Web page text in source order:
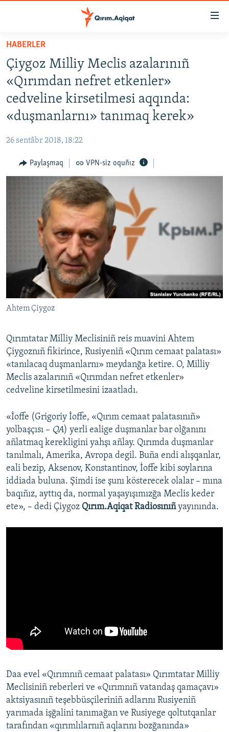
Esas
qaytmaq
Baş
navigatsiyağa
qaytmaq
Qıdıruvğa
SİYASET
İQTİSADİYAT
CEMİYET
İNSAN AQLARI
VİDEO
BLOGLAR
Русский
Українською
QOŞULIÑIZ!
RFE/RS bütün saytları
HABERLER
Çiygoz Milliy Meclis azalarınıñ
«Qırımdan nefret etkenler»
cedveline kirsetilmesi aqqında:
«duşmanlarnı» tanımaq kerek»
26 sentâbr 2018, 18:22
Paylaşmaq VPN-siz oquñız
Ahtem Çiygoz
Qırımtatar Milliy Meclisiniñ reis muavini Ahtem
Çiygoznıñ fikirince, Rusiyeniñ «Qırım cemaat palatası»
«tanılacaq duşmanlarnı» meydanğa ketire. O, Milliy
Meclis azalarınıñ «Qırımdan nefret etkenler»
cedveline kirsetilmesini izaatladı.
«İoffe (Grigoriy İoffe, «Qırım cemaat palatasınıñ»
yolbaşçısı – QA) yerli ealige duşmanlar bar olğanını
añlatmaq kerekligini yahşı añlay. Qırımda duşmanlar
tanılmalı, Amerika, Avropa degil. Buña endi alışqanlar,
eali bezip, Aksenov, Konstantinov, İoffe kibi soylarına
iddiada buluna. Şimdi ise şunı kösterecek olalar – mına
baqıñız, ayttıq da, normal yaşayışımızğa Meclis keder
ete», – dedi Çiygoz Qırım.Aqiqat Radiosınıñyayınında.
Daa evel «Qırımnıñ cemaat palatası» Qırımtatar Milliy
Meclisiniñ reberleri ve «Qırımnıñ vatandaş qamaçavı»
aktsiyasınıñ teşebbüsçileriniñ adlarını Rusiyeniñ
yarımada işğalini tanımağan ve Rusiyege qoltutqanlar
tarafından «qırımlılarnıñ aqlarını bozğanında»